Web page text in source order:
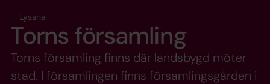
Lyssna
Torns församling
Torns församling finns där landsbygd möter
stad. I församlingen finns församlingsgården i